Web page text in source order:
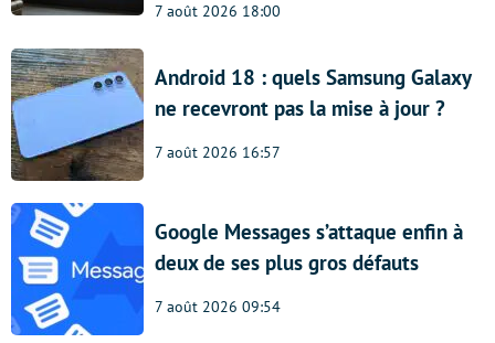
7 août 2026 18:00
Android 18 : quels Samsung Galaxy
ne recevront pas la mise à jour ?
7 août 2026 16:57
Google Messages s’attaque enfin à
deux de ses plus gros défauts
7 août 2026 09:54